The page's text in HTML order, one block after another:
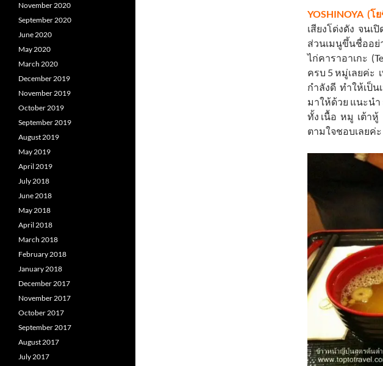
YOSHINOYA (โ
เสียงโด่งดัง จนเ
ส่วนเมนูขึ้นชื่ออย่
ไก่คาราอาเกะ
ครบ 5 หมู่เลยค่ะ
กำลังดี ทำให้เป็
มาให้ด้วย แนะน
ทั้ง เนื้อ หมู เต้า
ตามใจชอบเลยค่ะ
November 2020
September 2020
June 2020
May 2020
March 2020
December 2019
November 2019
October 2019
September 2019
August 2019
May 2019
April 2019
July 2018
June 2018
May 2018
April 2018
March 2018
February 2018
January 2018
December 2017
November 2017
October 2017
September 2017
August 2017
July 2017